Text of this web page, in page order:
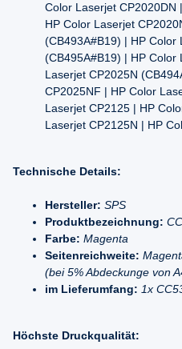
Color Laserjet CP2020DN
HP Color Laserjet
(CB493A#B19) | HP Color
(CB495A#B19) | HP Color
Laserjet CP2025N
CP2025NF | HP Color
Laserjet CP2125 | HP
Laserjet CP2125N | HP
Technische Details:
Hersteller: SPS
Produktbezeichnung:
Farbe: Magenta
Seitenreichweite:
(bei 5% Abdeckunge von
im Lieferumfang: 1x
Höchste Druckqualität: